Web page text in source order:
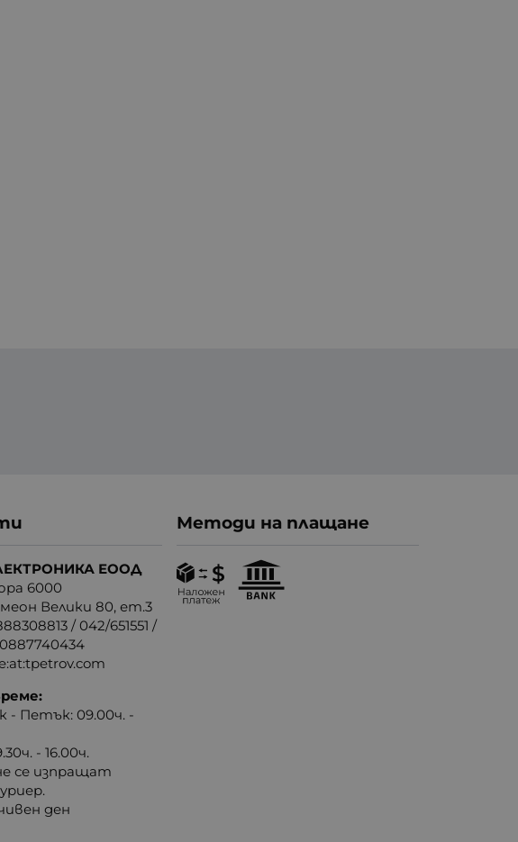
ЕООД
6000
Велики 80, ет.3
/042/651551 /
0887740434
- Петък: 09.00ч. -
- 16.00ч.
се изпращат
ден
Методи на плащане